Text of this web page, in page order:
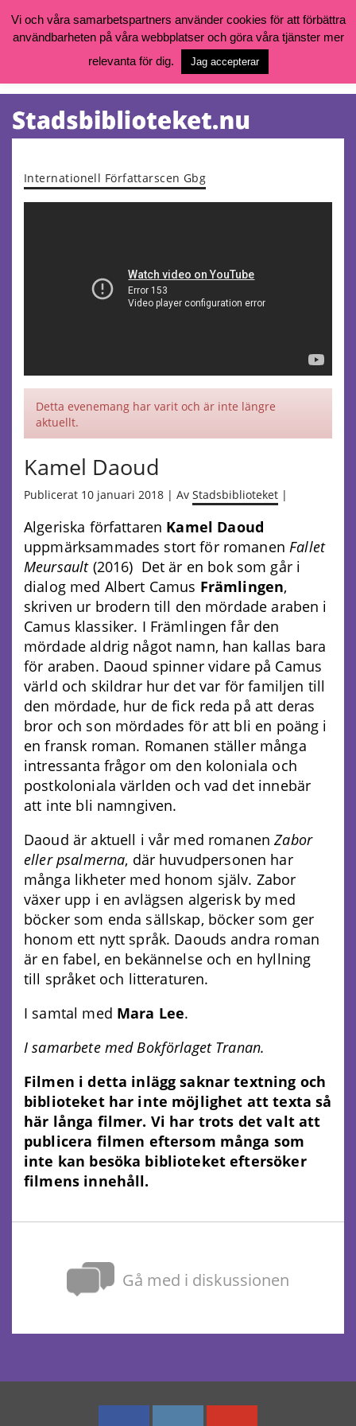
Vill du söka böcker, logga in på ditt bibliotekskonto eller nå övriga
goteborg.se/bibliotek
Öppettider, katalog och kontakt
Tjänster
Internationell Författarscen Gbg
Detta evenemang har varit och är inte längre
aktuellt.
Kamel Daoud
Publicerat 10 januari 2018 | Av Stadsbiblioteket |
Algeriska författaren Kamel Daoud
uppmärksammades stort för romanenFallet
Meursault(2016) Det är en bok som går i
dialog med Albert Camus Främlingen,
skriven ur brodern till den mördade araben i
Camus klassiker. I Främlingen får den
mördade aldrig något namn, han kallas bara
för araben. Daoud spinner vidare på Camus
värld och skildrar hur det var för familjen till
den mördade, hur de fick reda på att deras
bror och son mördades för att bli en poäng i
en fransk roman. Romanen ställer många
intressanta frågor om den koloniala och
postkoloniala världen och vad det innebär
att inte bli namngiven.
Daoud är aktuell i vår med romanenZabor
eller psalmerna, där huvudpersonen har
många likheter med honom själv. Zabor
växer upp i en avlägsen algerisk by med
böcker som enda sällskap, böcker som ger
honom ett nytt språk. Daouds andra roman
är en fabel, en bekännelse och en hyllning
till språket och litteraturen.
I samtal med Mara Lee.
I samarbete med Bokförlaget Tranan.
Filmen i detta inlägg saknar textning och
biblioteket har inte möjlighet att texta så
här långa filmer. Vi har trots det valt att
publicera filmen eftersom många som
inte kan besöka biblioteket eftersöker
filmens innehåll.
Gå med i diskussionen
Vi och våra samarbetspartners använder cookies för att förbättra
användbarheten på våra webbplatser och göra våra tjänster mer
relevanta för dig.
Jag accepterar